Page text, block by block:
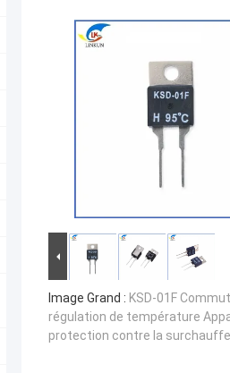
Image Grand : KSD-01F
régulation de température
protection contre la surchauffe